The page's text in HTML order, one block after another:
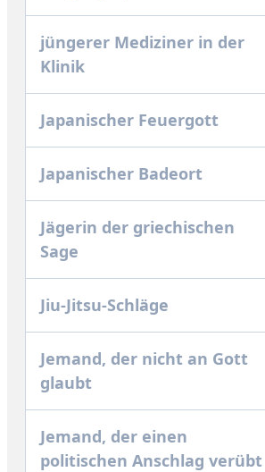
jüngerer Mediziner in der
Klinik
Japanischer Feuergott
Japanischer Badeort
Jägerin der griechischen
Sage
Jiu-Jitsu-Schläge
Jemand, der nicht an Gott
glaubt
Jemand, der einen
politischen Anschlag verübt